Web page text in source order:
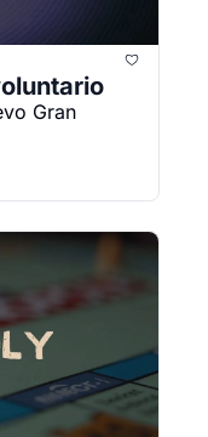
Gran